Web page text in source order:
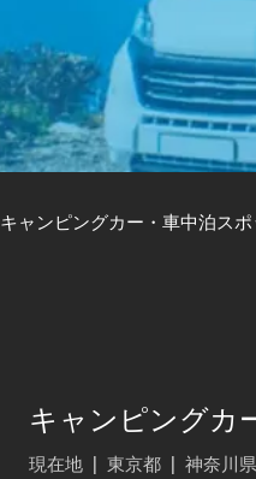
キャンピングカー・車中泊ス
キャンピングカ
現在地 東京都 神奈川県